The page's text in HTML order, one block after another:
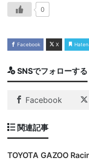
0
Facebook X
SNSでフォローする
Facebook
関連記事
TOYOTA GAZOO